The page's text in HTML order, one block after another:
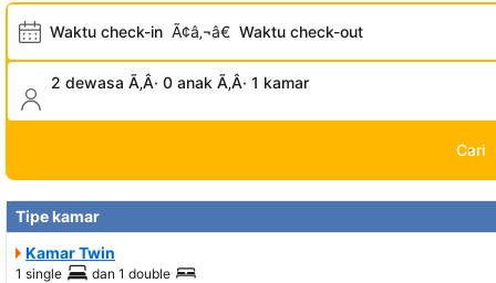
Waktu check-in Ã¢â‚¬â€ Waktu check-out
2 dewasa Ã‚Â· 0 anak Ã‚Â· 1 kamar
Cari
Tipe kamar
Kamar Twin
1 single dan 1 double